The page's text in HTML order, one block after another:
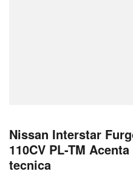
Nissan Interstar
110CV PL-TM
tecnica